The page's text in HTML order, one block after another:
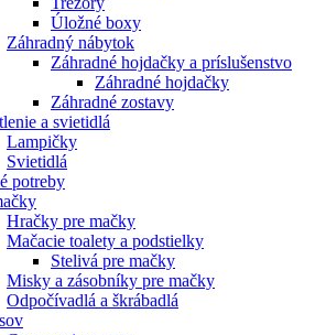
Úložné boxy
Záhradný nábytok
Záhradné hojdačky a príslušenstvo
Záhradné hojdačky
Záhradné zostavy
a svietidlá
Lampičky
Svietidlá
potreby
Hračky pre mačky
Mačacie toalety a podstielky
Stelivá pre mačky
Misky a zásobníky pre mačky
Odpočívadlá a škrábadlá